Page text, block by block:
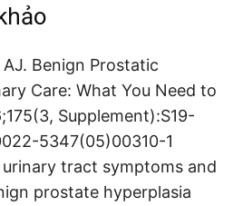
Benign Prostatic
Care: What You Need to
Supplement):S19-
5347(05)00310-1
tract symptoms and
prostate hyperplasia